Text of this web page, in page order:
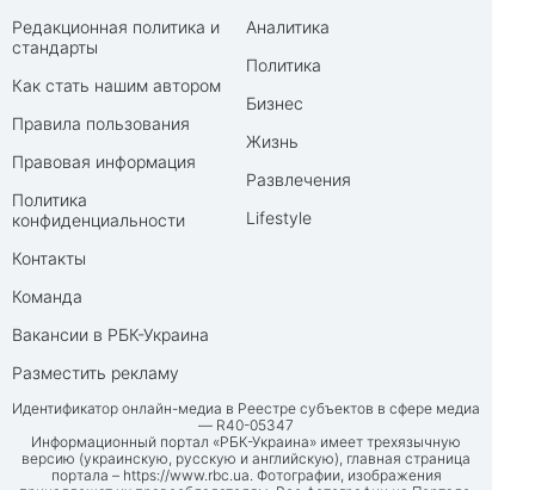
Редакционная политика и
стандарты
Как стать нашим автором
Правила пользования
Правовая информация
Политика
конфиденциальности
Контакты
Команда
Вакансии в РБК-Украина
Разместить рекламу
Аналитика
Политика
Бизнес
Жизнь
Развлечения
Lifestyle
Идентификатор онлайн-медиа в Реестре субъектов в сфере медиа
— R40-05347
Информационный портал «РБК-Украина» имеет трехязычную
версию (украинскую, русскую и английскую), главная страница
портала – https://www.rbc.ua. Фотографии, изображения